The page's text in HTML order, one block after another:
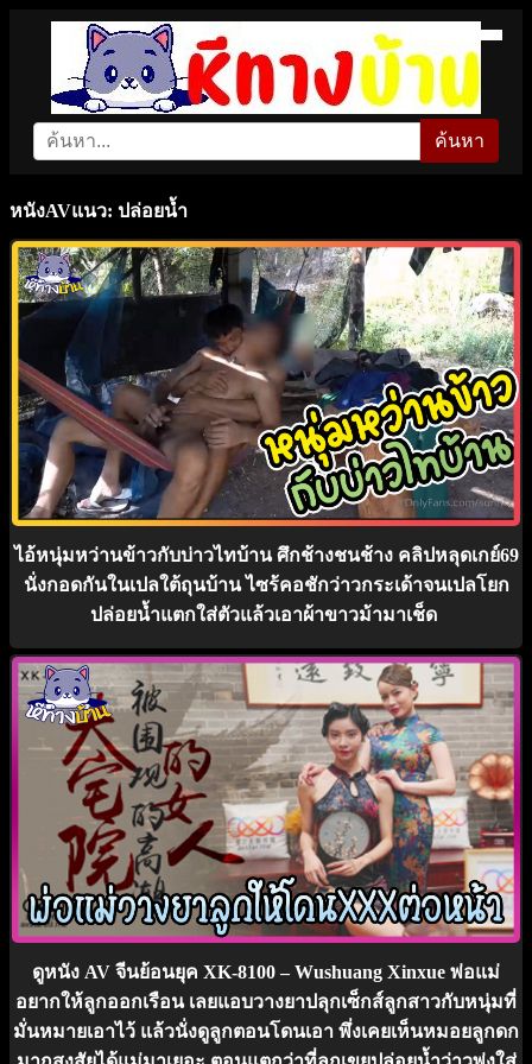
ค้นหา
หนังAVแนว: ปล่อยน้ำ
ไอ้หนุ่มหว่านข้าวกับบ่าวไทบ้าน ศึกช้างชนช้าง คลิปหลุดเกย์69
นั่งกอดกันในเปลใต้ถุนบ้าน ไซร้คอชักว่าวกระเด้าจนเปลโยก
ปล่อยน้ำแตกใส่ตัวแล้วเอาผ้าขาวม้ามาเช็ด
ดูหนัง AV จีนย้อนยุค XK-8100 – Wushuang Xinxue พ่อแม่
อยากให้ลูกออกเรือน เลยแอบวางยาปลุกเซ็กส์ลูกสาวกับหนุ่มที่
มั่นหมายเอาไว้ แล้วนั่งดูลูกตอนโดนเอา พึ่งเคยเห็นหมอยลูกดก